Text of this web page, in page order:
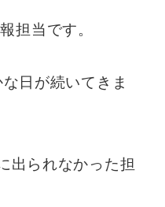
担当です。
日が続いてきま
出られなかった担